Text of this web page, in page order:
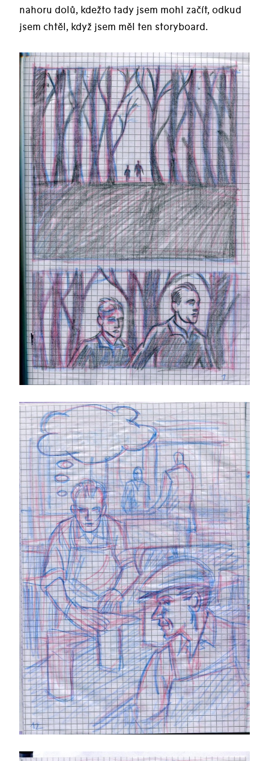
nahoru dolů, kdežto tady jsem mohl začít, odkud
jsem chtěl, když jsem měl ten storyboard.